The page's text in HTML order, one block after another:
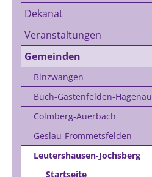
Dekanat
Veranstaltungen
Gemeinden
Binzwangen
Buch-Gastenfelden-Hagenau
Colmberg-Auerbach
Geslau-Frommetsfelden
Leutershausen-Jochsberg
Startseite